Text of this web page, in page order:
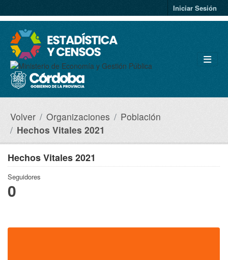
Iniciar Sesión
Volver Organizaciones
Población
Hechos Vitales 2021
Hechos Vitales 2021
Seguidores
0